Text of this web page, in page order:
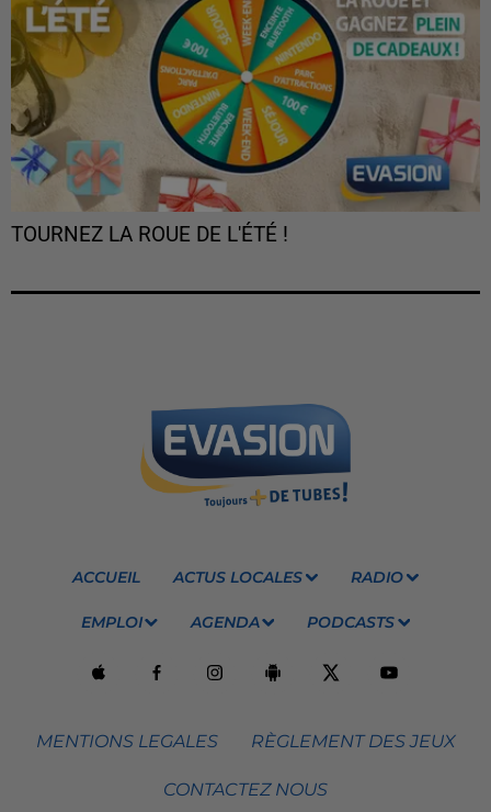
TOURNEZ LA ROUE DE L'ÉTÉ !
ACCUEIL ACTUS LOCALES RADIO
EMPLOI AGENDA PODCASTS
MENTIONS LEGALES RÈGLEMENT DES JEUX
CONTACTEZ NOUS